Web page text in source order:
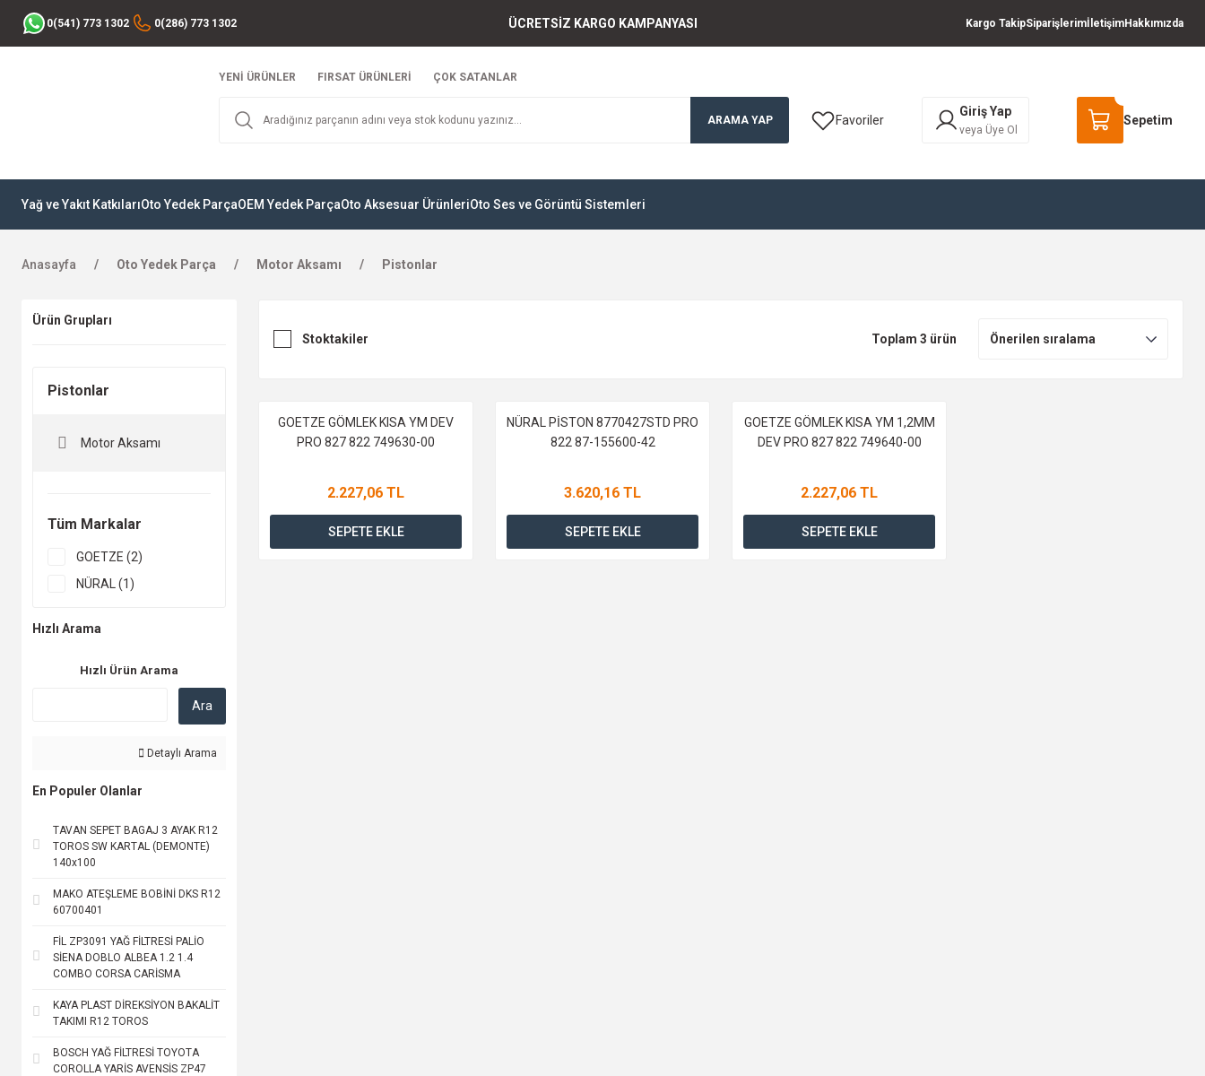
0(541) 773 1302 0(286) 773 1302 ÜCRETSİZ KARGO KAMPANYASI Kargo TakipSiparişlerimİletişimHakkımızda
YENİ ÜRÜNLER FIRSAT ÜRÜNLERİ ÇOK SATANLAR
ARAMA YAP Favoriler
Giriş Yap
veya Üye Ol
Sepetim
Yağ ve Yakıt KatkılarıOto Yedek ParçaOEM Yedek ParçaOto Aksesuar ÜrünleriOto Ses ve Görüntü Sistemleri
Anasayfa Oto Yedek Parça Motor Aksamı Pistonlar
Ürün Grupları
Pistonlar
Motor Aksamı
Tüm Markalar
GOETZE (2)
NÜRAL (1)
Hızlı Arama
Hızlı Ürün Arama
Ara
Detaylı Arama
En Populer Olanlar
TAVAN SEPET BAGAJ 3 AYAK R12
TOROS SW KARTAL (DEMONTE)
140x100
MAKO ATEŞLEME BOBİNİ DKS R12
60700401
FİL ZP3091 YAĞ FİLTRESİ PALİO
SİENA DOBLO ALBEA 1.2 1.4
COMBO CORSA CARİSMA
KAYA PLAST DİREKSİYON BAKALİT
TAKIMI R12 TOROS
BOSCH YAĞ FİLTRESİ TOYOTA
COROLLA YARİS AVENSİS ZP47
Stoktakiler Toplam 3 ürün
GOETZE GÖMLEK KISA YM DEV
PRO 827 822 749630-00
2.227,06 TL
SEPETE EKLE
NÜRAL PİSTON 8770427STD PRO
822 87-155600-42
3.620,16 TL
SEPETE EKLE
GOETZE GÖMLEK KISA YM 1,2MM
DEV PRO 827 822 749640-00
2.227,06 TL
SEPETE EKLE